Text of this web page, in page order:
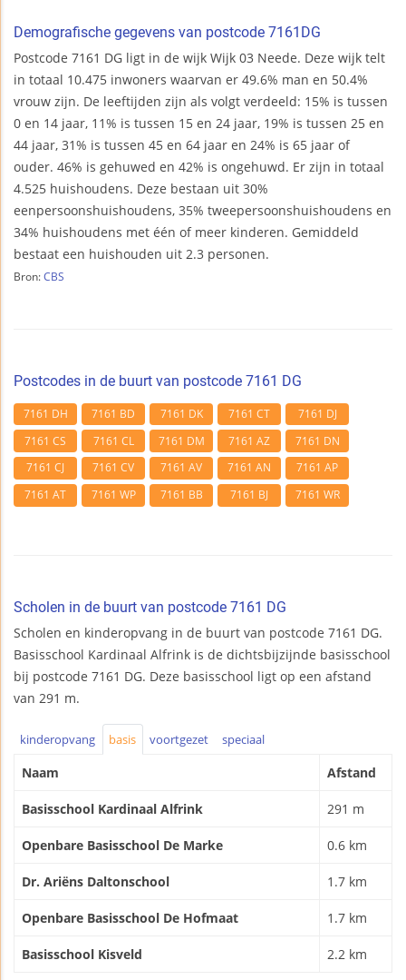
Demografische gegevens van postcode 7161DG
Postcode 7161 DG ligt in de wijk Wijk 03 Neede. Deze wijk telt
in totaal 10.475 inwoners waarvan er 49.6% man en 50.4%
vrouw zijn. De leeftijden zijn als volgt verdeeld: 15% is tussen
0 en 14 jaar, 11% is tussen 15 en 24 jaar, 19% is tussen 25 en
44 jaar, 31% is tussen 45 en 64 jaar en 24% is 65 jaar of
ouder. 46% is gehuwed en 42% is ongehuwd. Er zijn in totaal
4.525 huishoudens. Deze bestaan uit 30%
eenpersoonshuishoudens, 35% tweepersoonshuishoudens en
34% huishoudens met één of meer kinderen. Gemiddeld
bestaat een huishouden uit 2.3 personen.
Bron: CBS
Postcodes in de buurt van postcode 7161 DG
7161 DH 7161 BD 7161 DK 7161 CT
7161 DJ
7161 CS
7161 CL 7161 DM 7161 AZ
7161 DN
7161 CJ
7161 CV 7161 AV 7161 AN
7161 AP
7161 AT
7161 WP 7161 BB 7161 BJ 7161 WR
Scholen in de buurt van postcode 7161 DG
Scholen en kinderopvang in de buurt van postcode 7161 DG.
Basisschool Kardinaal Alfrink is de dichtsbijzijnde basisschool
bij postcode 7161 DG. Deze basisschool ligt op een afstand
van 291 m.
kinderopvang basis voortgezet speciaal
Naam Afstand
Basisschool Kardinaal Alfrink 291 m
Openbare Basisschool De Marke 0.6 km
Dr. Ariëns Daltonschool 1.7 km
Openbare Basisschool De Hofmaat 1.7 km
Basisschool Kisveld 2.2 km